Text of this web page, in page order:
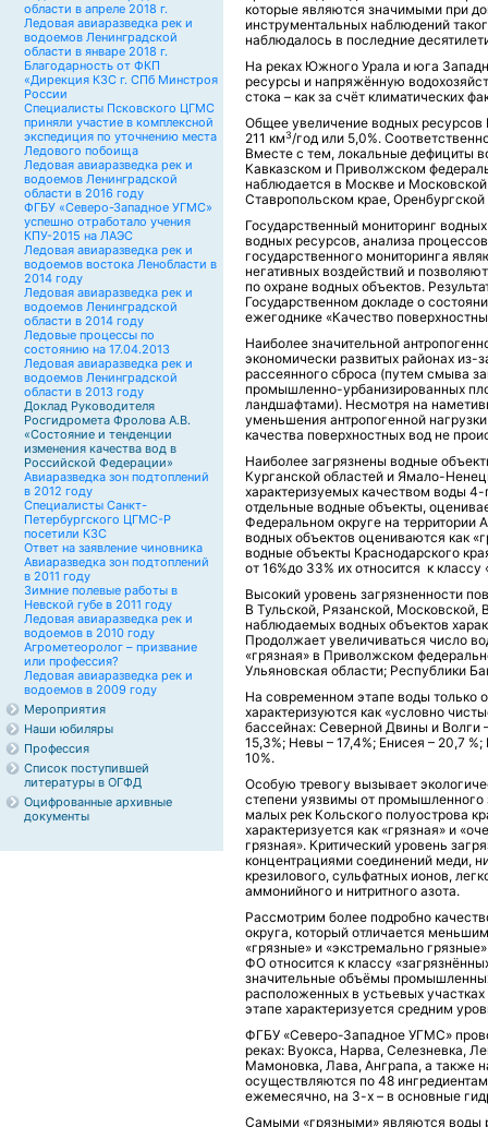
области в апреле 2018 г.
Ледовая авиаразведка рек и
водоемов Ленинградской
области в январе 2018 г.
Благодарность от ФКП
«Дирекция КЗС г. СПб Минстроя
России
Специалисты Псковского ЦГМС
приняли участие в комплексной
экспедиция по уточнению места
Ледового побоища
Ледовая авиаразведка рек и
водоемов Ленинградской
области в 2016 году
ФГБУ «Северо-Западное УГМС»
успешно отработало учения
КПУ-2015 на ЛАЭС
Ледовая авиаразведка рек и
водоемов востока Ленобласти в
2014 году
Ледовая авиаразведка рек и
водоемов Ленинградской
области в 2014 году
Ледовые процессы по
состоянию на 17.04.2013
Ледовая авиаразведка рек и
водоемов Ленинградской
области в 2013 году
Доклад Руководителя
Росгидромета Фролова А.В.
«Состояние и тенденции
изменения качества вод в
Российской Федерации»
Авиаразведка зон подтоплений
в 2012 году
Специалисты Санкт-
Петербургского ЦГМС-Р
посетили КЗС
Ответ на заявление чиновника
Авиаразведка зон подтоплений
в 2011 году
Зимние полевые работы в
Невской губе в 2011 году
Ледовая авиаразведка рек и
водоемов в 2010 году
Агрометеоролог – призвание
или профессия?
Ледовая авиаразведка рек и
водоемов в 2009 году
Мероприятия
Наши юбиляры
Профессия
Список поступившей
литературы в ОГФД
Оцифрованные архивные
документы
которые являются значимыми при
инструментальных наблюдений
наблюдалось в последние
На реках Южного Урала и юга
ресурсы и напряжённую
стока – как за счёт климатических
Общее увеличение водных ресурсов
211 км3/год или 5,0%.
Вместе с тем, локальные дефициты
Кавказском и Приволжском
наблюдается в Москве и
Ставропольском крае,
Государственный мониторинг
водных ресурсов, анализа
государственного мониторинга
негативных воздействий и
по охране водных объектов.
Государственном докладе о
ежегоднике «Качество
Наиболее значительной
экономически развитых районах из-
рассеянного сброса (путем смыва
промышленно-урбанизированных
ландшафтами). Несмотря на
уменьшения антропогенной
качества поверхностных вод не
Наиболее загрязнены водные
Курганской областей и Ямало-
характеризуемых качеством воды 4-
отдельные водные объекты,
Федеральном округе на территории
водных объектов оцениваются как
водные объекты Краснодарского
от 16%до 33% их относится к
Высокий уровень загрязненности
В Тульской, Рязанской, Московской,
наблюдаемых водных объектов
Продолжает увеличиваться число
«грязная» в Приволжском
Ульяновская области; Республики
На современном этапе воды только
характеризуются как «условно
бассейнах: Северной Двины и Волги
15,3%; Невы – 17,4%; Енисея – 20,7
10%.
Особую тревогу вызывает
степени уязвимы от промышленного
малых рек Кольского полуострова
характеризуется как «грязная» и
грязная». Критический уровень
концентрациями соединений меди,
крезилового, сульфатных ионов,
аммонийного и нитритного азота.
Рассмотрим более подробно
округа, который отличается
«грязные» и «экстремально
ФО относится к классу
значительные объёмы
расположенных в устьевых
этапе характеризуется средним
ФГБУ «Северо-Западное УГМС»
реках: Вуокса, Нарва, Селезневка,
Мамоновка, Лава, Анграпа, а также
осуществляются по 48
ежемесячно, на 3-х – в основные
Самыми «грязными» являются воды